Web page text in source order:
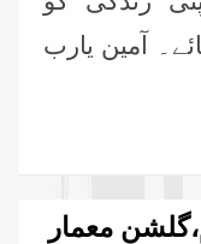
آمین یارب
معمار